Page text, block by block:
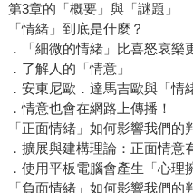
第3章的「概要」與「謎題」
「情緒」到底是什麼？
．「細微的情緒」比喜怒哀樂
．了解人的「情意」
．安東尼歐．達馬吉歐與「情
．情意也會在網路上傳播！
「正面情緒」如何影響我們的
．擴展與建構理論：正面情意
．使用平板電腦會產生「心理
「負面情緒」如何影響我們的